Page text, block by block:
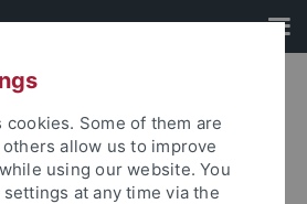
Fakultät
cookies. Some of them are
allow us to improve
using our website. You
at any time via the